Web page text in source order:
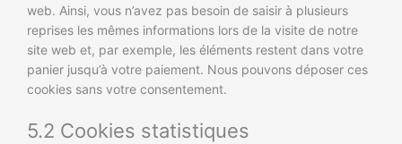
web. Ainsi, vous n’avez pas besoin de saisir à plusieurs
reprises les mêmes informations lors de la visite de notre
site web et, par exemple, les éléments restent dans votre
panier jusqu’à votre paiement. Nous pouvons déposer ces
cookies sans votre consentement.
5.2 Cookies statistiques